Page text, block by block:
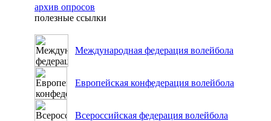
архив опросов
полезные ссылки
Международная федерация волейбола
Европейская конфедерация волейбола
Всероссийская федерация волейбола